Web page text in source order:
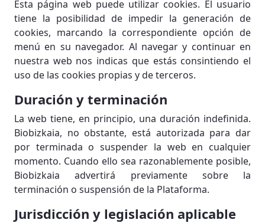
Esta página web puede utilizar cookies. El usuario
tiene la posibilidad de impedir la generación de
cookies, marcando la correspondiente opción de
menú en su navegador. Al navegar y continuar en
nuestra web nos indicas que estás consintiendo el
uso de las cookies propias y de terceros.
Duración y terminación
La web tiene, en principio, una duración indefinida.
Biobizkaia, no obstante, está autorizada para dar
por terminada o suspender la web en cualquier
momento. Cuando ello sea razonablemente posible,
Biobizkaia advertirá previamente sobre la
terminación o suspensión de la Plataforma.
Jurisdicción y legislación aplicable